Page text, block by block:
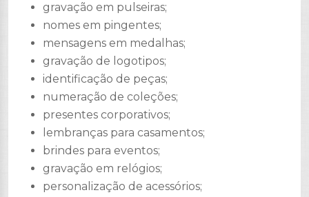
gravação em pulseiras;
nomes em pingentes;
mensagens em medalhas;
gravação de logotipos;
identificação de peças;
numeração de coleções;
presentes corporativos;
lembranças para casamentos;
brindes para eventos;
gravação em relógios;
personalização de acessórios;